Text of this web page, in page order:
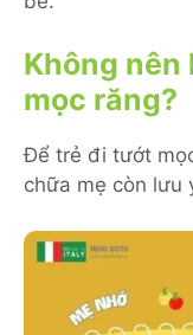
Không
mọc răng?
Để trẻ đi tướt
chữa mẹ còn lưu